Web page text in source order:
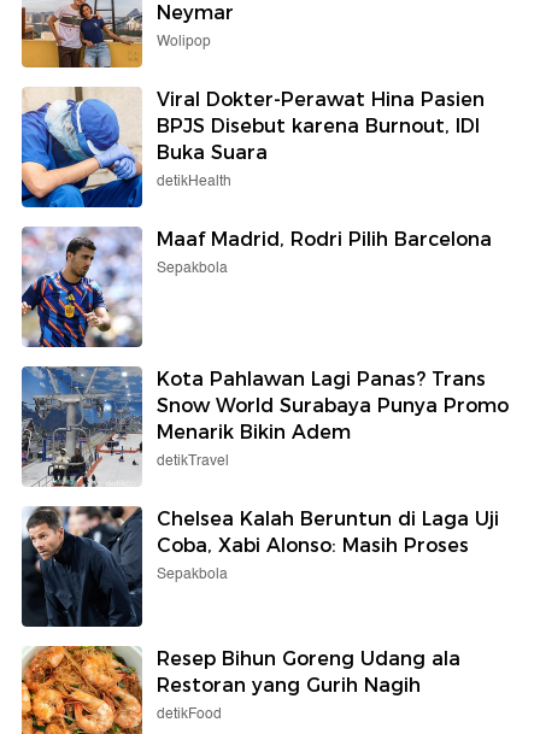
Neymar
Wolipop
Viral Dokter-Perawat Hina Pasien
BPJS Disebut karena Burnout, IDI
Buka Suara
detikHealth
Maaf Madrid, Rodri Pilih Barcelona
Sepakbola
Kota Pahlawan Lagi Panas? Trans
Snow World Surabaya Punya Promo
Menarik Bikin Adem
detikTravel
Chelsea Kalah Beruntun di Laga Uji
Coba, Xabi Alonso: Masih Proses
Sepakbola
Resep Bihun Goreng Udang ala
Restoran yang Gurih Nagih
detikFood